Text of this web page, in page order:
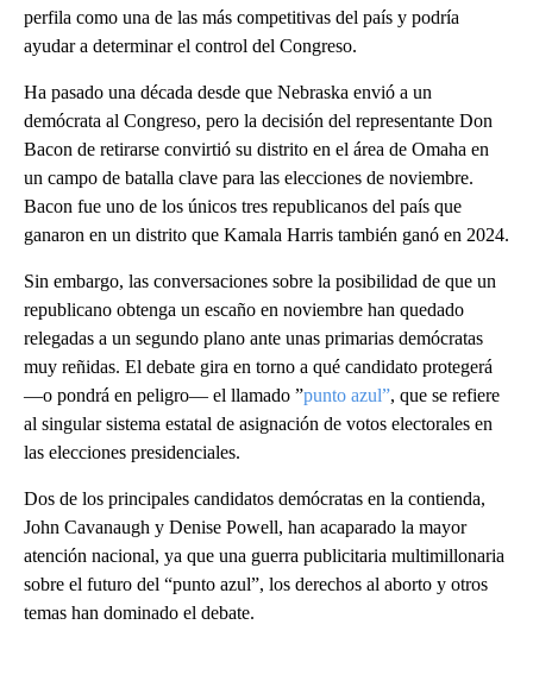
perfila como una de las más competitivas del país y podría
ayudar a determinar el control del Congreso.
Ha pasado una década desde que Nebraska envió a un
demócrata al Congreso, pero la decisión del representante Don
Bacon de retirarse convirtió su distrito en el área de Omaha en
un campo de batalla clave para las elecciones de noviembre.
Bacon fue uno de los únicos tres republicanos del país que
ganaron en un distrito que Kamala Harris también ganó en 2024.
Sin embargo, las conversaciones sobre la posibilidad de que un
republicano obtenga un escaño en noviembre han quedado
relegadas a un segundo plano ante unas primarias demócratas
muy reñidas. El debate gira en torno a qué candidato protegerá
—o pondrá en peligro— el llamado ”punto azul”, que se refiere
al singular sistema estatal de asignación de votos electorales en
las elecciones presidenciales.
Dos de los principales candidatos demócratas en la contienda,
John Cavanaugh y Denise Powell, han acaparado la mayor
atención nacional, ya que una guerra publicitaria multimillonaria
sobre el futuro del “punto azul”, los derechos al aborto y otros
temas han dominado el debate.